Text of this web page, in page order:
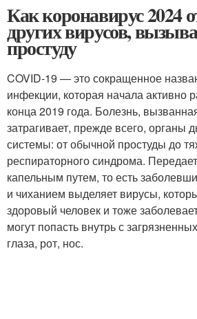
Как коронавирус 2024
других вирусов,
простуду
COVID-19 — это сокращенное
инфекции, которая начала активно
конца 2019 года. Болезнь,
затрагивает, прежде всего, органы
системы: от обычной простуды до
респираторного синдрома.
капельным путем, то есть
и чиханием выделяет вирусы,
здоровый человек и тоже
могут попасть внутрь с
глаза, рот, нос.